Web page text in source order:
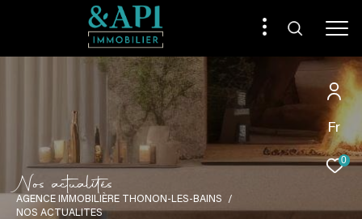
Fr
0
Nos actualiés
AGENCE IMMOBILIÈRE THONON-LES-BAINS
NOS ACTUALITES